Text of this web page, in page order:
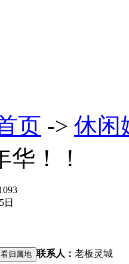
页 -> 休闲
！！
日
联系人： 老板 灵城